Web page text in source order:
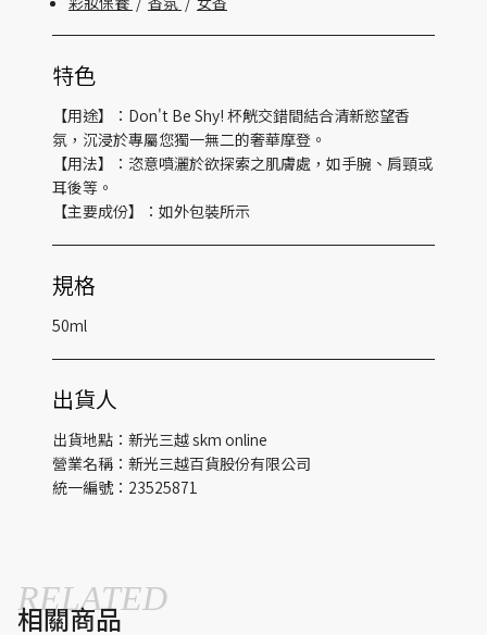
特色
【用途】：Don't Be Shy! 杯觥交錯間結合清新慾望香
氛，沉浸於專屬您獨一無二的奢華摩登。
【用法】：恣意噴灑於欲探索之肌膚處，如手腕、肩頸或
耳後等。
【主要成份】：如外包裝所示
規格
50ml
出貨人
出貨地點：新光三越 skm online
營業名稱：新光三越百貨股份有限公司
統一編號：23525871
相關商品
RELATED